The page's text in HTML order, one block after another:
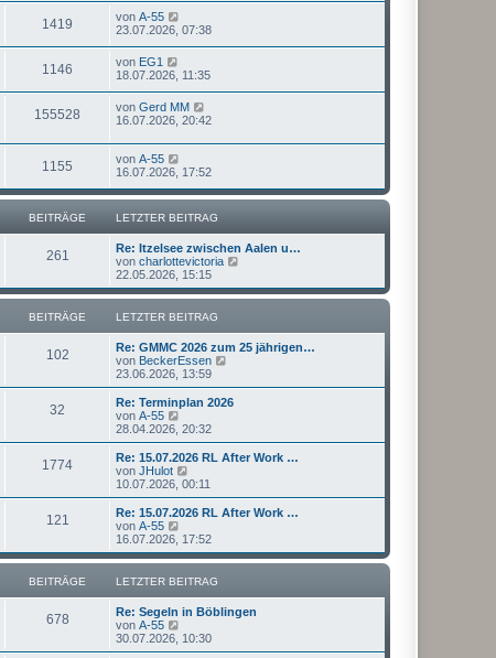
1419 von A-55
23.07.2026, 07:38
1146 von EG1
18.07.2026, 11:35
155528 von Gerd MM
16.07.2026, 20:42
1155 von A-55
16.07.2026, 17:52
BEITRÄGE LETZTER BEITRAG
261
Re: Itzelsee zwischen Aalen u…
von charlottevictoria
u
e
r
i
g
22.05.2026, 15:15
BEITRÄGE LETZTER BEITRAG
102
Re: GMMC 2026 zum 25 jährigen…
von BeckerEssen
u
e
r
B
r
23.06.2026, 13:59
32
Re: Terminplan 2026
von A-55
e
u
e
s
t
r
B
e
t
a
g
28.04.2026, 20:32
1774
Re: 15.07.2026 RL After Work …
von JHulot
e
u
e
t
r
B
e
i
t
a
g
10.07.2026, 00:11
121
Re: 15.07.2026 RL After Work …
von A-55
e
u
e
s
r
e
16.07.2026, 17:52
BEITRÄGE LETZTER BEITRAG
678
Re: Segeln in Böblingen
von A-55
e
u
30.07.2026, 10:30